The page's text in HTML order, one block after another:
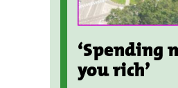
‘Spending
you rich’